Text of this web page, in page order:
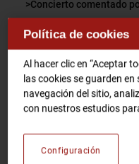
RCA TV
Gastronomic
Entradas Eventos
Concierto comentado
Comparte
.- Crisantemi de
Política de cookies
Al hacer clic en “Aceptar
las cookies se guarden
navegación del sitio,
con nuestros estudios
Configuración